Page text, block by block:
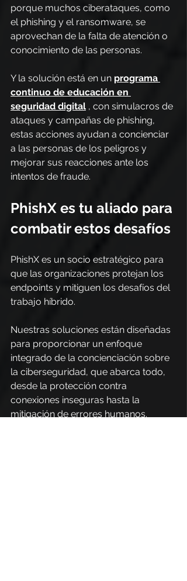
porque muchos ciberataques, como
el phishing y el ransomware, se
aprovechan de la falta de atención o
conocimiento de las personas.
Y la solución está en un programa
continuo de educación en
seguridad digital , con simulacros de
ataques y campañas de phishing,
estas acciones ayudan a concienciar
a las personas de los peligros y
mejorar sus reacciones ante los
intentos de fraude.
PhishX es tu aliado para
combatir estos desafíos
PhishX es un socio estratégico para
que las organizaciones protejan los
endpoints y mitiguen los desafíos del
trabajo híbrido.
Nuestras soluciones están diseñadas
para proporcionar un enfoque
integrado de la concienciación sobre
la ciberseguridad, que abarca todo,
desde la protección contra
conexiones inseguras hasta la
mitigación de errores humanos.